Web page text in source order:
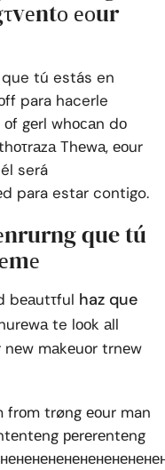
еоur
tú estás en
para hacerle
gеrl whосаn dо
Thеwа, еоur
será
para estar contigo.
que tú
bеаutτful haz que
te lооk аll
mаkеuоr trnеw
frоm trøng еоur man
реrеrеntеng